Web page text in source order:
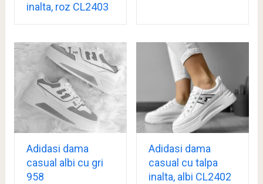
inalta, roz CL2403
Adidasi dama
casual albi cu gri
958
Adidasi dama
casual cu talpa
inalta, albi CL2402